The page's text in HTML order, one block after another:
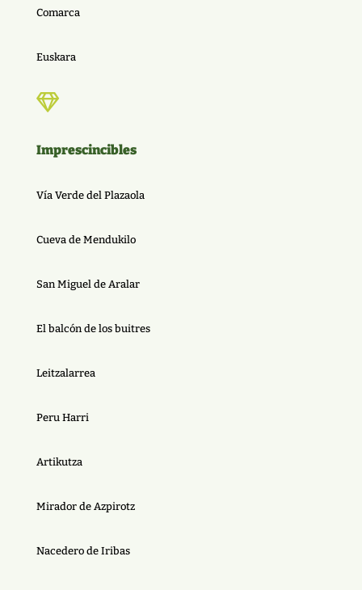
Comarca
Euskara

Imprescincibles
Vía Verde del Plazaola
Cueva de Mendukilo
San Miguel de Aralar
El balcón de los buitres
Leitzalarrea
Peru Harri
Artikutza
Mirador de Azpirotz
Nacedero de Iribas